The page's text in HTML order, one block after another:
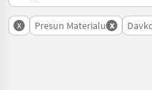
x Presun Materialu x